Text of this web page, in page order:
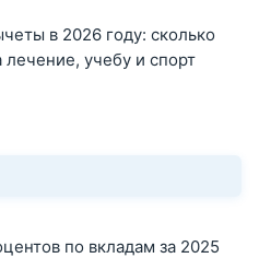
в 2026 году: сколько
учебу и спорт
по вкладам за 2025